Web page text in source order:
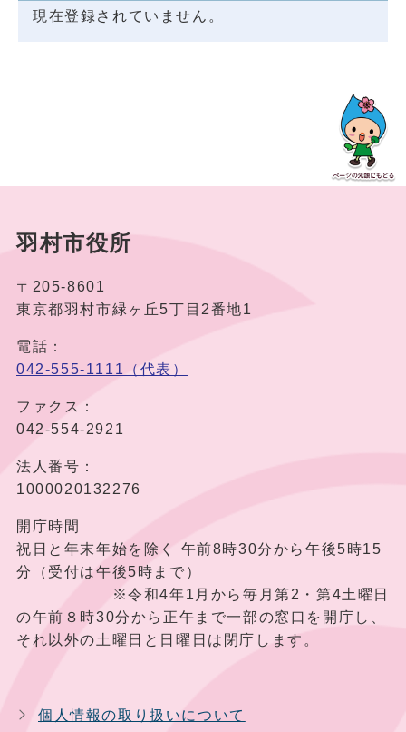
現在登録されていません。
羽村市役所
〒205-8601
東京都羽村市緑ヶ丘5丁目2番地1
電話：
042-555-1111（代表）
ファクス：
042-554-2921
法人番号：
1000020132276
開庁時間
祝日と年末年始を除く 午前8時30分から午後5時15
分（受付は午後5時まで）
※令和4年1月から毎月第2・第4土曜日
の午前８時30分から正午まで一部の窓口を開庁し、
それ以外の土曜日と日曜日は閉庁します。
個人情報の取り扱いについて